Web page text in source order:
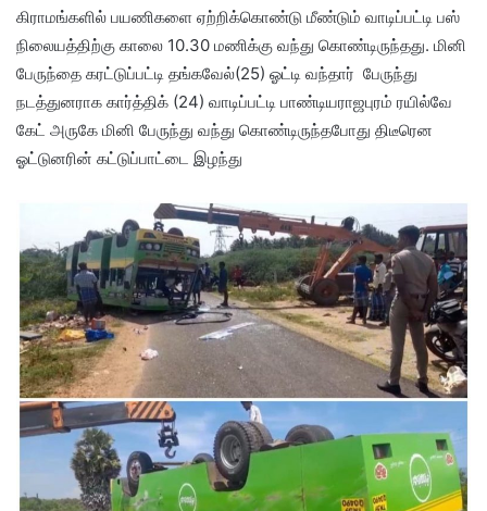
கிராமங்களில் பயணிகளை ஏற்றிக்கொண்டு மீண்டும் வாடிப்பட்டி பஸ்
நிலையத்திற்கு காலை 10.30 மணிக்கு வந்து கொண்டிருந்தது. மினி
பேருந்தை கரட்டுப்பட்டி தங்கவேல்(25) ஓட்டி வந்தார் பேருந்து
நடத்துனராக கார்த்திக் (24) வாடிப்பட்டி பாண்டியராஜபுரம் ரயில்வே
கேட் அருகே மினி பேருந்து வந்து கொண்டிருந்தபோது திடீரென
ஓட்டுனரின் கட்டுப்பாட்டை இழந்து